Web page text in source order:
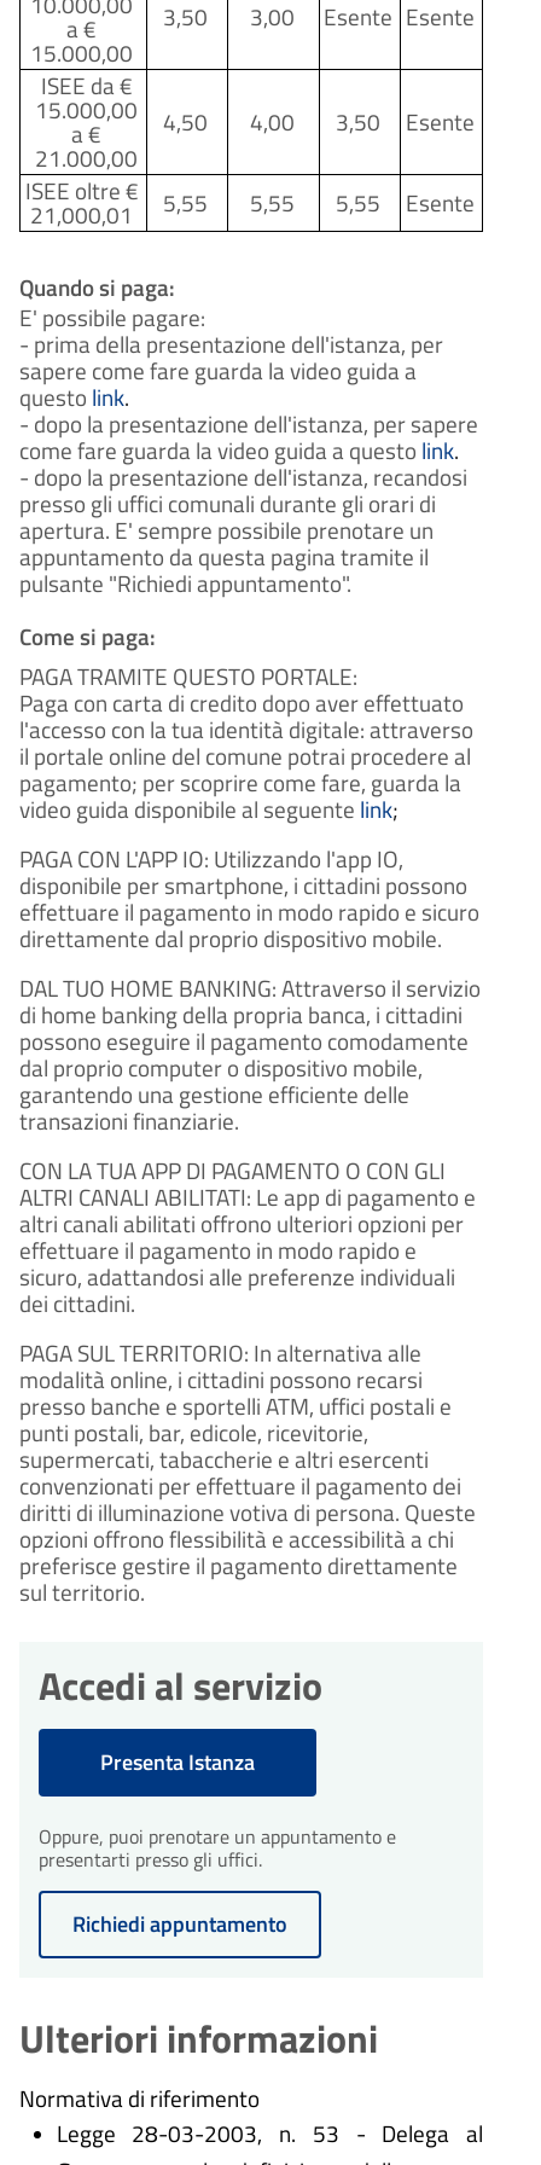
di 30 giorni dalla presentazione
a €
15.000,00
3,50 3,00 Esente Esente
ISEE da €
15.000,00
a €
21.000,00
4,50 4,00 3,50 Esente
ISEE oltre€
21,000,01 5,55 5,55 5,55 Esente
Quando si paga:
E' possibile pagare:
- prima della presentazione dell'istanza, per
sapere come fare guarda la video guida a
questo link.
- dopo la presentazione dell'istanza, per sapere
come fare guarda la video guida a questo link.
- dopo la presentazione dell'istanza, recandosi
presso gli uffici comunali durante gli orari di
apertura. E' sempre possibile prenotare un
appuntamento da questa pagina tramite il
pulsante "Richiedi appuntamento".
Come si paga:
PAGA TRAMITE QUESTO PORTALE:
Paga con carta di credito dopo aver effettuato
l'accesso con la tua identità digitale: attraverso
il portale online del comune potrai procedere al
pagamento; per scoprire come fare, guarda la
video guida disponibile al seguente link;
PAGA CON L'APP IO: Utilizzando l'app IO,
disponibile per smartphone, i cittadini possono
effettuare il pagamento in modo rapido e sicuro
direttamente dal proprio dispositivo mobile.
DAL TUO HOME BANKING: Attraverso il servizio
di home banking della propria banca, i cittadini
possono eseguire il pagamento comodamente
dal proprio computer o dispositivo mobile,
garantendo una gestione efficiente delle
transazioni finanziarie.
CON LA TUA APP DI PAGAMENTO O CON GLI
ALTRI CANALI ABILITATI: Le app di pagamento e
altri canali abilitati offrono ulteriori opzioni per
effettuare il pagamento in modo rapido e
sicuro, adattandosi alle preferenze individuali
dei cittadini.
PAGA SUL TERRITORIO: In alternativa alle
modalità online, i cittadini possono recarsi
presso banche e sportelli ATM, uffici postali e
punti postali, bar, edicole, ricevitorie,
supermercati, tabaccherie e altri esercenti
convenzionati per effettuare il pagamento dei
diritti di illuminazione votiva di persona. Queste
opzioni offrono flessibilità e accessibilità a chi
preferisce gestire il pagamento direttamente
sul territorio.
Accedi al servizio
Presenta Istanza
Oppure, puoi prenotare un appuntamento e
presentarti presso gli uffici.
Richiedi appuntamento
Ulteriori informazioni
Normativa di riferimento
Legge 28-03-2003, n. 53 - Delega al